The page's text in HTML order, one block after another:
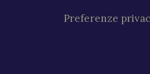
Preferenze